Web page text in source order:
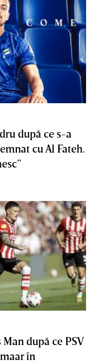
după ce s-a
cu Al Fateh.
după ce PSV
în